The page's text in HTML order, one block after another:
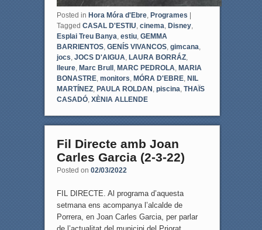
Posted in Hora Móra d'Ebre, Programes
Tagged CASAL D'ESTIU, cinema, Disney,
Esplai Treu Banya, estiu, GEMMA
BARRIENTOS, GENÍS VIVANCOS, gimcana,
jocs, JOCS D'AIGUA, LAURA BORRÁZ,
lleure, Marc Brull , MARC PEDROLA, MARIA
BONASTRE, monitors, MÓRA D'EBRE, NIL
MARTÍNEZ, PAULA ROLDAN , piscina, THAÏS
CASADÓ, XÈNIA ALLENDE
Fil Directe amb Joan
Carles Garcia (2-3-22)
Posted on 02/03/2022
FIL DIRECTE. Al programa d’aquesta
setmana ens acompanya l’alcalde de
Porrera, en Joan Carles Garcia, per parlar